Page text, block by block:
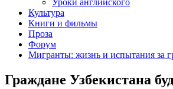
Уроки английского
Культура
Книги и фильмы
Проза
Форум
Мигранты: жизнь и испытания за
Граждане Узбекистана